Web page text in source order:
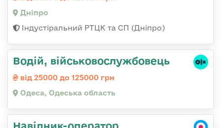
Дніпро
Індустіральний РТЦК та СП (Дніпро)
Водій, військовослужбовець
від 25000 до 125000 грн
Одеса, Одеська область